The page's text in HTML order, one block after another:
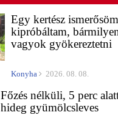
Egy kertész
kipróbáltam,
vagyok gyökereztetni
Konyha 2026. 08. 08.
Főzés nélküli, 5 perc
hideg gyümölcsleves